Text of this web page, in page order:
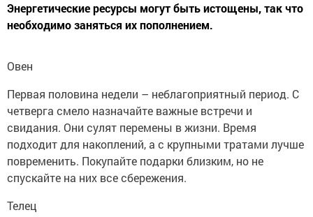
Энергетические ресурсы могут быть истощены, так что
необходимо заняться их пополнением.
Овен
Первая половина недели – неблагоприятный период. С
четверга смело назначайте важные встречи и
свидания. Они сулят перемены в жизни. Время
подходит для накоплений, а с крупными тратами лучше
повременить. Покупайте подарки близким, но не
спускайте на них все сбережения.
Телец